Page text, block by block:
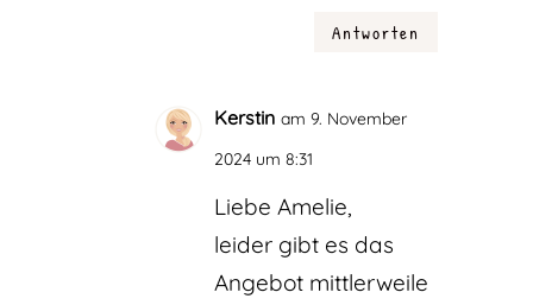
Antworten
Kerstin am 9. November
2024 um 8:31
Liebe Amelie,
leider gibt es das
Angebot mittlerweile